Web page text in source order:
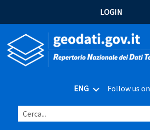
LOGIN
ENG Follow us on
Cerca...